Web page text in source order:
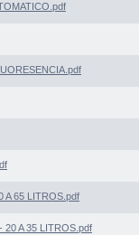
A 65 LITROS.pdf
20 A 35 LITROS.pdf